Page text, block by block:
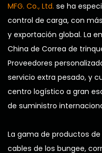
MFG. Co., Ltd. se ha
control de carga, con más
y exportación global. La
China de Correa de
Proveedores
servicio extra pesado, y
centro logístico a gran
de suministro
La gama de productos
cables de los bungee,